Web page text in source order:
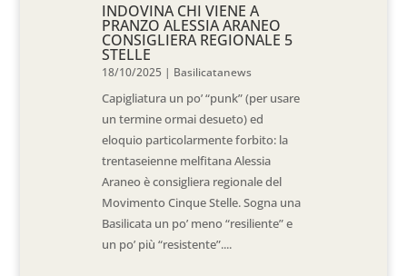
INDOVINA CHI VIENE A
PRANZO ALESSIA ARANEO
CONSIGLIERA REGIONALE 5
STELLE
18/10/2025 | Basilicatanews
Capigliatura un po’ “punk” (per usare
un termine ormai desueto) ed
eloquio particolarmente forbito: la
trentaseienne melfitana Alessia
Araneo è consigliera regionale del
Movimento Cinque Stelle. Sogna una
Basilicata un po’ meno “resiliente” e
un po’ più “resistente”....